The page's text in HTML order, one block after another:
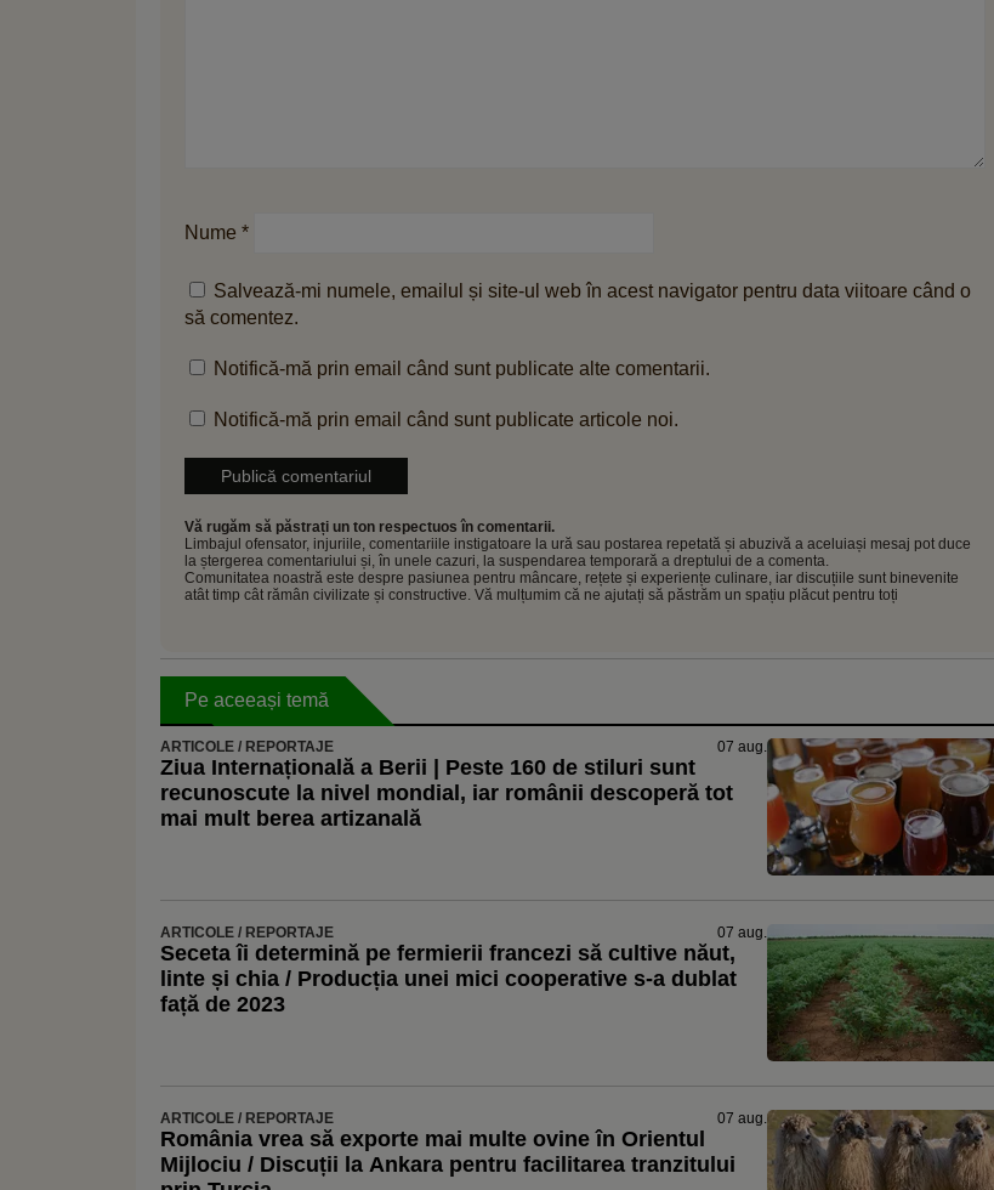
Nume *
Salvează-mi numele, emailul și site-ul web în acest navigator pentru data viitoare când o
să comentez.
Notifică-mă prin email când sunt publicate alte comentarii.
Notifică-mă prin email când sunt publicate articole noi.
Vă rugăm să păstrați un ton respectuos în comentarii.
Limbajul ofensator, injuriile, comentariile instigatoare la ură sau postarea repetată și abuzivă a aceluiași mesaj pot duce
la ștergerea comentariului și, în unele cazuri, la suspendarea temporară a dreptului de a comenta.
Comunitatea noastră este despre pasiunea pentru mâncare, rețete și experiențe culinare, iar discuțiile sunt binevenite
atât timp cât rămân civilizate și constructive. Vă mulțumim că ne ajutați să păstrăm un spațiu plăcut pentru toți
Pe aceeași temă
ARTICOLE / REPORTAJE 07 aug.
Ziua Internațională a Berii | Peste 160 de stiluri sunt
recunoscute la nivel mondial, iar românii descoperă tot
mai mult berea artizanală
ARTICOLE / REPORTAJE 07 aug.
Seceta îi determină pe fermierii francezi să cultive năut,
linte și chia / Producția unei mici cooperative s-a dublat
față de 2023
ARTICOLE / REPORTAJE 07 aug.
România vrea să exporte mai multe ovine în Orientul
Mijlociu / Discuții la Ankara pentru facilitarea tranzitului